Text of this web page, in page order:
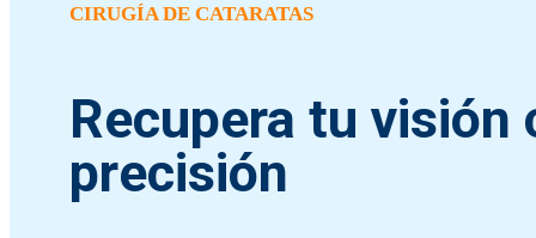
CIRUGÍA DE CATARATAS
Recupera tu visión
precisión